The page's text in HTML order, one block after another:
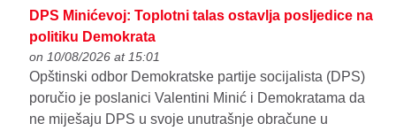
DPS Minićevoj: Toplotni talas ostavlja posljedice na
politiku Demokrata
on 10/08/2026 at 15:01
Opštinski odbor Demokratske partije socijalista (DPS)
poručio je poslanici Valentini Minić i Demokratama da
ne miješaju DPS u svoje unutrašnje obračune u